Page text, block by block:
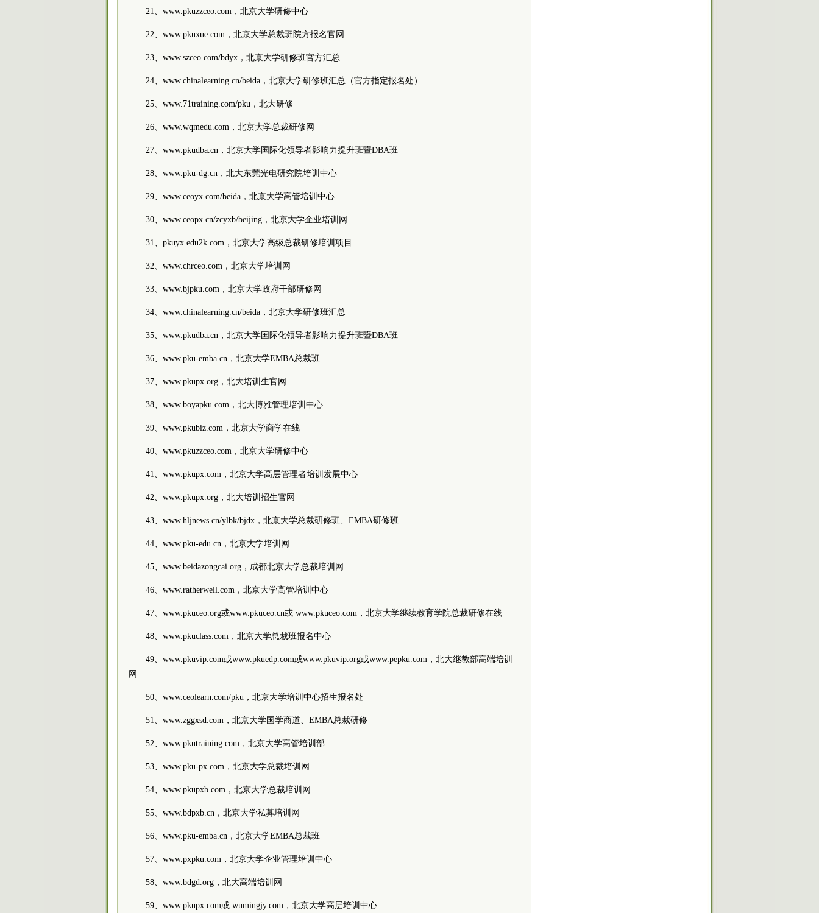
21、www.pkuzzceo.com，北京大学研修中心
22、www.pkuxue.com，北京大学总裁班院方报名官网
23、www.szceo.com/bdyx，北京大学研修班官方汇总
24、www.chinalearning.cn/beida，北京大学研修班汇总（官方指定报名处）
25、www.71training.com/pku，北大研修
26、www.wqmedu.com，北京大学总裁研修网
27、www.pkudba.cn，北京大学国际化领导者影响力提升班暨DBA班
28、www.pku-dg.cn，北大东莞光电研究院培训中心
29、www.ceoyx.com/beida，北京大学高管培训中心
30、www.ceopx.cn/zcyxb/beijing，北京大学企业培训网
31、pkuyx.edu2k.com，北京大学高级总裁研修培训项目
32、www.chrceo.com，北京大学培训网
33、www.bjpku.com，北京大学政府干部研修网
34、www.chinalearning.cn/beida，北京大学研修班汇总
35、www.pkudba.cn，北京大学国际化领导者影响力提升班暨DBA班
36、www.pku-emba.cn，北京大学EMBA总裁班
37、www.pkupx.org，北大培训生官网
38、www.boyapku.com，北大博雅管理培训中心
39、www.pkubiz.com，北京大学商学在线
40、www.pkuzzceo.com，北京大学研修中心
41、www.pkupx.com，北京大学高层管理者培训发展中心
42、www.pkupx.org，北大培训招生官网
43、www.hljnews.cn/ylbk/bjdx，北京大学总裁研修班、EMBA研修班
44、www.pku-edu.cn，北京大学培训网
45、www.beidazongcai.org，成都北京大学总裁培训网
46、www.ratherwell.com，北京大学高管培训中心
47、www.pkuceo.org或www.pkuceo.cn或 www.pkuceo.com，北京大学继续教育学院总裁研修在线
48、www.pkuclass.com，北京大学总裁班报名中心
49、www.pkuvip.com或www.pkuedp.com或www.pkuvip.org或www.pepku.com，北大继教部高端培训
网
50、www.ceolearn.com/pku，北京大学培训中心招生报名处
51、www.zggxsd.com，北京大学国学商道、EMBA总裁研修
52、www.pkutraining.com，北京大学高管培训部
53、www.pku-px.com，北京大学总裁培训网
54、www.pkupxb.com，北京大学总裁培训网
55、www.bdpxb.cn，北京大学私募培训网
56、www.pku-emba.cn，北京大学EMBA总裁班
57、www.pxpku.com，北京大学企业管理培训中心
58、www.bdgd.org，北大高端培训网
59、www.pkupx.com或 wumingjy.com，北京大学高层培训中心